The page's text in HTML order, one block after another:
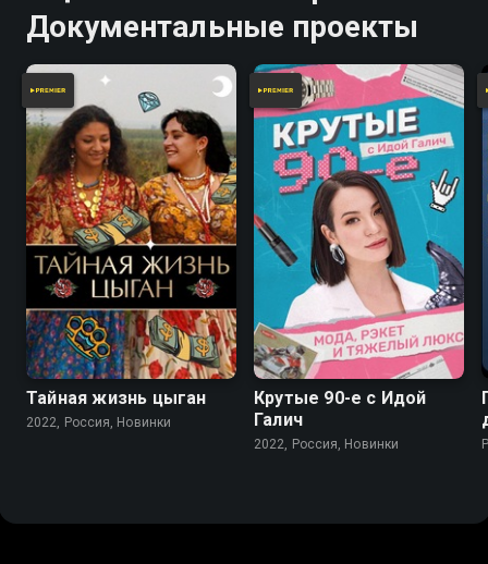
Документальные проекты
Тайная жизнь цыган
2022, Россия, Новинки
Крутые 90-е с Идой
Галич
2022, Россия, Новинки